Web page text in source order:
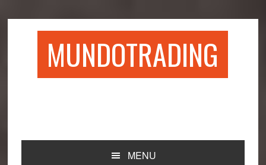
MUNDOTRADING
MENU